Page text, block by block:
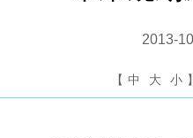
2013-
【 中 大 小 】